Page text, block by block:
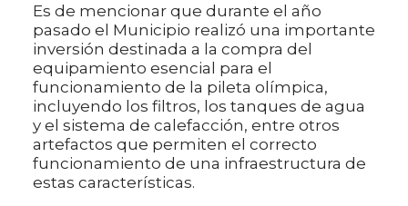
Es de mencionar que durante el año
pasado el Municipio realizó una importante
inversión destinada a la compra del
equipamiento esencial para el
funcionamiento de la pileta olímpica,
incluyendo los filtros, los tanques de agua
y el sistema de calefacción, entre otros
artefactos que permiten el correcto
funcionamiento de una infraestructura de
estas características.